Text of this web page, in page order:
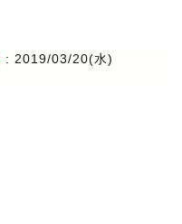
: 2019/03/20(水)